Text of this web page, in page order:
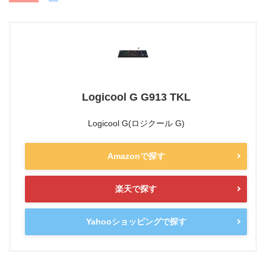
Logicool G G913 TKL
Logicool G(ロジクール G)
Amazonで探す
楽天で探す
Yahooショッピングで探す